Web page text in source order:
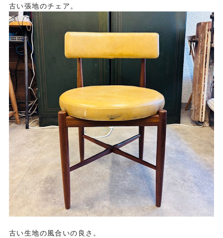
古い張地のチェア。
古い生地の風合いの良さ。